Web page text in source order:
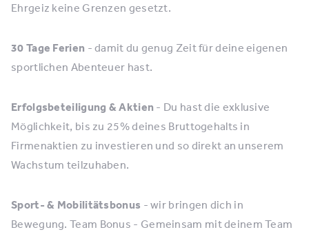
Ehrgeiz keine Grenzen gesetzt.
30 Tage Ferien - damit du genug Zeit für deine eigenen
sportlichen Abenteuer hast.
Erfolgsbeteiligung & Aktien - Du hast die exklusive
Möglichkeit, bis zu 25% deines Bruttogehalts in
Firmenaktien zu investieren und so direkt an unserem
Wachstum teilzuhaben.
Sport- & Mobilitätsbonus - wir bringen dich in
Bewegung. Team Bonus - Gemeinsam mit deinem Team